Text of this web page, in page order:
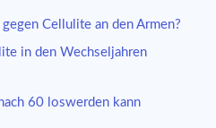
Cellulite an den Armen?
in den Wechseljahren
60 loswerden kann